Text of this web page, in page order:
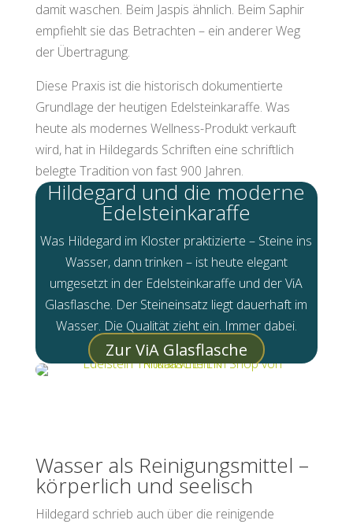
damit waschen. Beim Jaspis ähnlich. Beim Saphir
empfiehlt sie das Betrachten – ein anderer Weg
der Übertragung.
Diese Praxis ist die historisch dokumentierte
Grundlage der heutigen Edelsteinkaraffe. Was
heute als modernes Wellness-Produkt verkauft
wird, hat in Hildegards Schriften eine schriftlich
belegte Tradition von fast 900 Jahren.
Hildegard und die moderne
Edelsteinkaraffe
Was Hildegard im Kloster praktizierte – Steine ins
Wasser, dann trinken – ist heute elegant
umgesetzt in der Edelsteinkaraffe und der ViA
Glasflasche. Der Steineinsatz liegt dauerhaft im
Wasser. Die Qualität zieht ein. Immer dabei.
Zur ViA Glasflasche
Wasser als Reinigungsmittel –
körperlich und seelisch
Hildegard schrieb auch über die reinigende